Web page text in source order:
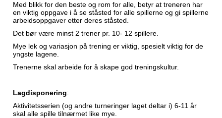
Med blikk for den beste og rom for alle, betyr at treneren har
en viktig oppgave i å se ståsted for alle spillerne og gi spillerne
arbeidsoppgaver etter deres ståsted.
Det bør være minst 2 trener pr. 10- 12 spillere.
Mye lek og variasjon på trening er viktig, spesielt viktig for de
yngste lagene.
Trenerne skal arbeide for å skape god treningskultur.
Lagdisponering:
Aktivitetsserien (og andre turneringer laget deltar i) 6-11 år
skal alle spille tilnærmet like mye.